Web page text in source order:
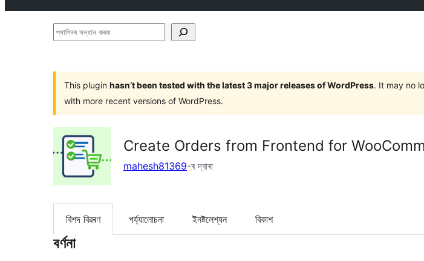
প্লাগিনৰ
This plugin hasn’t been tested with the latest 3 major releases of WordPress. It may no
with more recent versions of WordPress.
Create Orders from Frontend for
mahesh81369-ৰ দ্বাৰা
বিশদ বিৱৰণ পৰ্য্যালোচনা ইনষ্টলেশ্যন বিকাশ
বৰ্ণনা